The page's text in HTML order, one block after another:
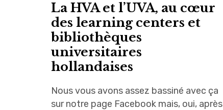
La HVA et l’UVA, au cœur
des learning centers et
bibliothèques
universitaires
hollandaises
Nous vous avons assez bassiné avec ça
sur notre page Facebook mais, oui, après